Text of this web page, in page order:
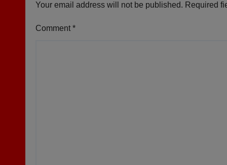
Your email address will not be published. Required
Comment *